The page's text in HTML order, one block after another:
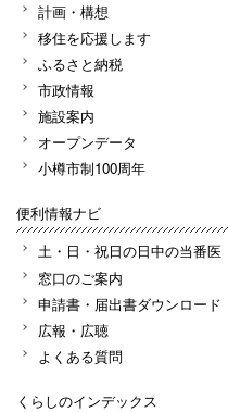
計画・構想
移住を応援します
ふるさと納税
市政情報
施設案内
オープンデータ
小樽市制100周年
便利情報ナビ
土・日・祝日の日中の当番医
窓口のご案内
申請書・届出書ダウンロード
広報・広聴
よくある質問
くらしのインデックス